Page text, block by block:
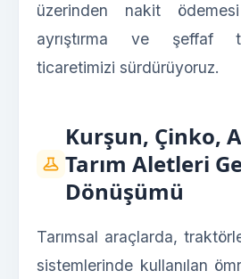
üzerinden nakit
ayrıştırma ve şeffaf
ticaretimizi sürdürüyoruz.
Kurşun, Çinko,
Tarım Aletleri
Dönüşümü
Tarımsal araçlarda,
sistemlerinde kullanılan